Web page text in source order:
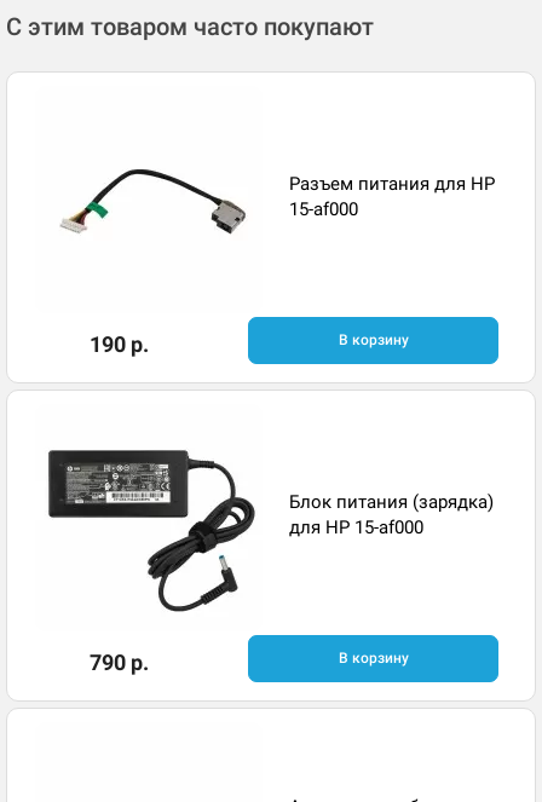
С этим товаром часто покупают
Разъем питания для HP
15-af000
190 р. В корзину
Блок питания (зарядка)
для HP 15-af000
790 р. В корзину